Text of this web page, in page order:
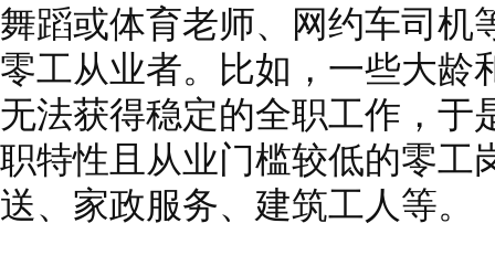
舞蹈或体育老师、网约车司机
零工从业者。比如，一些大龄
无法获得稳定的全职工作，于
职特性且从业门槛较低的零工
送、家政服务、建筑工人等。